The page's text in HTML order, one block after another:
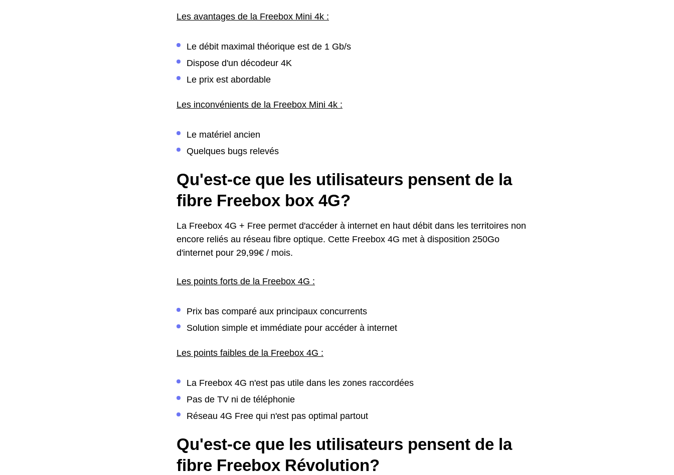
Les avantages de la Freebox Mini 4k :
Le débit maximal théorique est de 1 Gb/s
Dispose d'un décodeur 4K
Le prix est abordable
Les inconvénients de la Freebox Mini 4k :
Le matériel ancien
Quelques bugs relevés
Qu'est-ce que les utilisateurs pensent de la
fibre Freebox box 4G?
La Freebox 4G + Free permet d'accéder à internet en haut débit dans les territoires non
encore reliés au réseau fibre optique. Cette Freebox 4G met à disposition 250Go
d'internet pour 29,99€ / mois.
Les points forts de la Freebox 4G :
Prix bas comparé aux principaux concurrents
Solution simple et immédiate pour accéder à internet
Les points faibles de la Freebox 4G :
La Freebox 4G n'est pas utile dans les zones raccordées
Pas de TV ni de téléphonie
Réseau 4G Free qui n'est pas optimal partout
Qu'est-ce que les utilisateurs pensent de la
fibre Freebox Révolution?